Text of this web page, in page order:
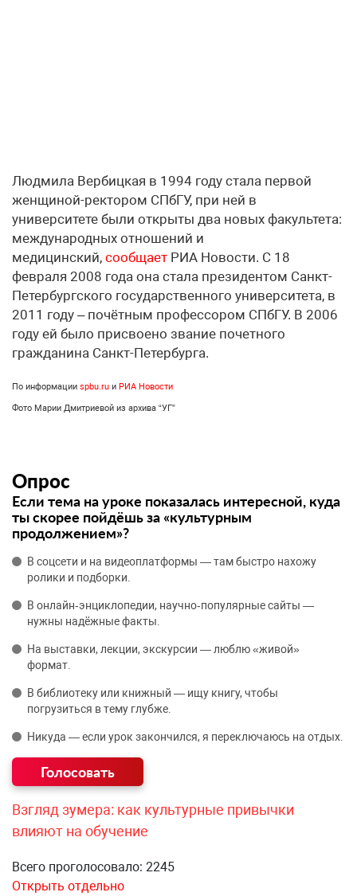
Людмила Вербицкая в 1994 году стала первой
женщиной-ректором СПбГУ, при ней в
университете были открыты два новых факультета:
международных отношений и
медицинский, сообщает РИА Новости. С 18
февраля 2008 года она стала президентом Санкт-
Петербургского государственного университета, в
2011 году – почётным профессором СПбГУ. В 2006
году ей было присвоено звание почетного
гражданина Санкт-Петербурга.
По информации spbu.ru и РИА Новости
Фото Марии Дмитриевой из архива “УГ”
Опрос
Если тема на уроке показалась интересной, куда
ты скорее пойдёшь за «культурным
продолжением»?
В соцсети и на видеоплатформы — там быстро нахожу
ролики и подборки.
В онлайн‑энциклопедии, научно‑популярные сайты —
нужны надёжные факты.
На выставки, лекции, экскурсии — люблю «живой»
формат.
В библиотеку или книжный — ищу книгу, чтобы
погрузиться в тему глубже.
Никуда — если урок закончился, я переключаюсь на отдых.
Взгляд зумера: как культурные привычки
влияют на обучение
Всего проголосовало: 2245
Открыть отдельно